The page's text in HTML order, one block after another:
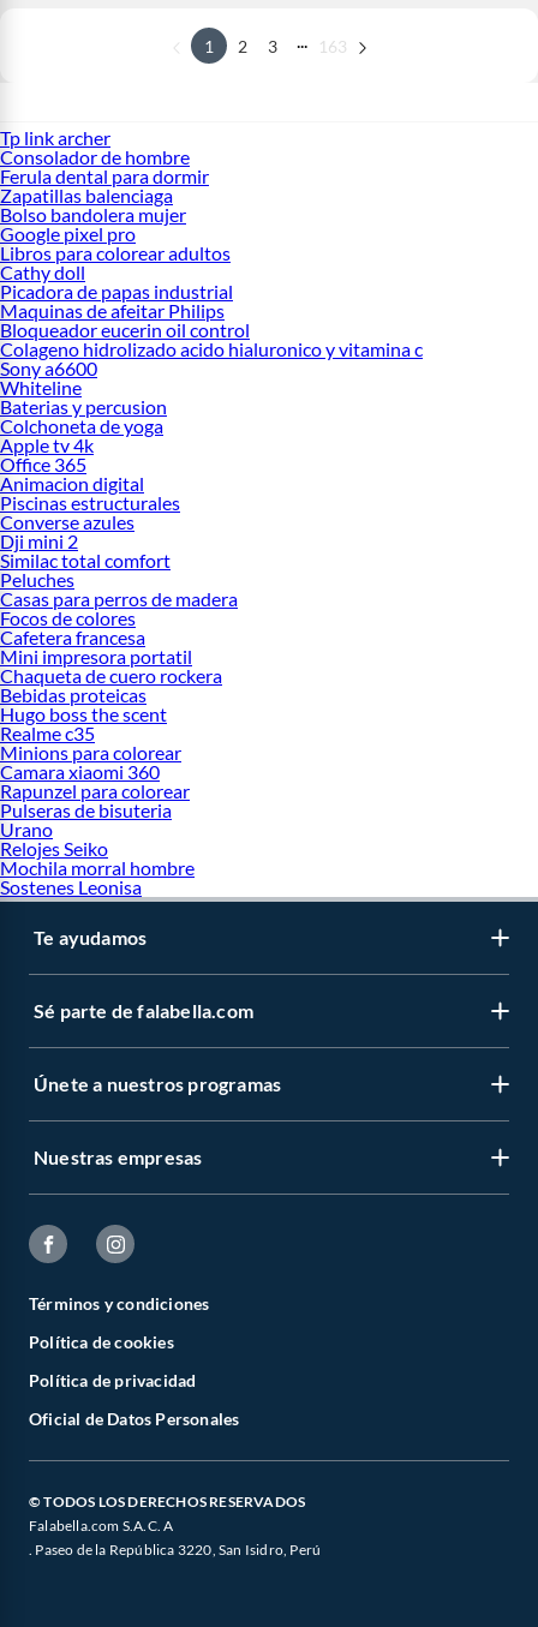
1 2 3 163
Tp link archer
Consolador de hombre
Ferula dental para dormir
Zapatillas balenciaga
Bolso bandolera mujer
Google pixel pro
Libros para colorear adultos
Cathy doll
Picadora de papas industrial
Maquinas de afeitar Philips
Bloqueador eucerin oil control
Colageno hidrolizado acido hialuronico y vitamina c
Sony a6600
Whiteline
Baterias y percusion
Colchoneta de yoga
Apple tv 4k
Office 365
Animacion digital
Piscinas estructurales
Converse azules
Dji mini 2
Similac total comfort
Peluches
Casas para perros de madera
Focos de colores
Cafetera francesa
Mini impresora portatil
Chaqueta de cuero rockera
Bebidas proteicas
Hugo boss the scent
Realme c35
Minions para colorear
Camara xiaomi 360
Rapunzel para colorear
Pulseras de bisuteria
Urano
Relojes Seiko
Mochila morral hombre
Sostenes Leonisa
Te ayudamos
Sé parte de falabella.com
Únete a nuestros programas
Nuestras empresas
Términos y condiciones
Política de cookies
Política de privacidad
Oficial de Datos Personales
© TODOS LOS DERECHOS RESERVADOS
Falabella.com S.A.C. A
. Paseo de la República 3220, San Isidro, Perú